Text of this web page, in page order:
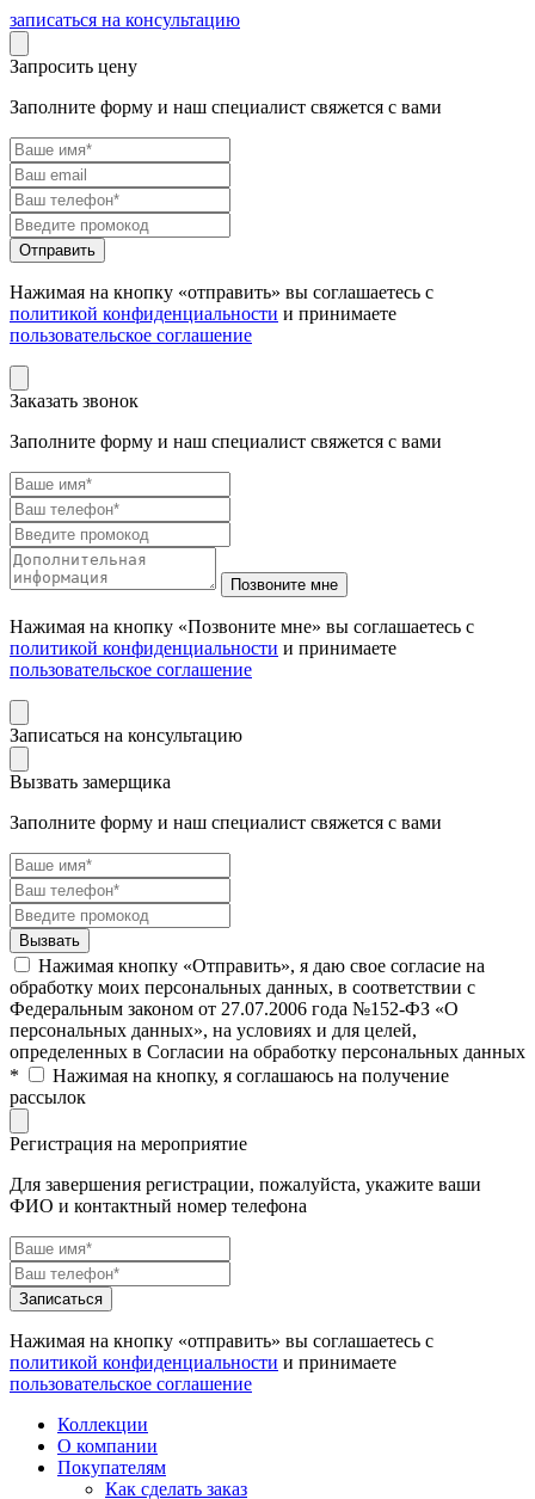
записаться на консультацию
Запросить цену
Заполните форму и наш специалист свяжется с вами
Нажимая на кнопку «отправить» вы соглашаетесь с
политикой конфиденциальности и принимаете
пользовательское соглашение
Заказать звонок
Заполните форму и наш специалист свяжется с вами
Нажимая на кнопку «Позвоните мне» вы соглашаетесь с
политикой конфиденциальности и принимаете
пользовательское соглашение
Записаться на консультацию
Вызвать замерщика
Заполните форму и наш специалист свяжется с вами
Нажимая кнопку «Отправить», я даю свое согласие на
обработку моих персональных данных, в соответствии с
Федеральным законом от 27.07.2006 года №152-ФЗ «О
персональных данных», на условиях и для целей,
определенных в Согласии на обработку персональных данных
*
Нажимая на кнопку, я соглашаюсь на получение
рассылок
Регистрация на мероприятие
Для завершения регистрации, пожалуйста, укажите ваши
ФИО и контактный номер телефона
Нажимая на кнопку «отправить» вы соглашаетесь с
политикой конфиденциальности и принимаете
пользовательское соглашение
Коллекции
О компании
Покупателям
Как сделать заказ